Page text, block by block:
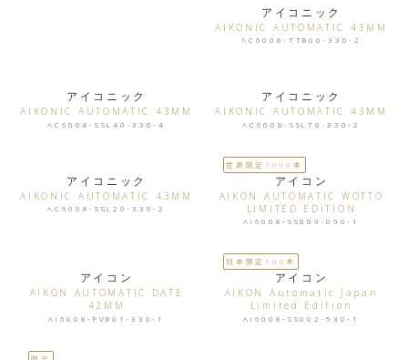
アイコニック
AIKONIC AUTOMATIC 43MM
AC6008-TTB00-330-2
アイコニック
AIKONIC AUTOMATIC 43MM
AC6008-SSL40-330-4
アイコニック
AIKONIC AUTOMATIC 43MM
AC6008-SSL70-330-2
アイコニック
AIKONIC AUTOMATIC 43MM
AC6008-SSL20-330-2
世界限定1000本
アイコン
AIKON AUTOMATIC WOTTO
LIMITED EDITION
AI6008-SS009-090-1
アイコン
AIKON AUTOMATIC DATE
42MM
AI6008-PVB01-330-1
日本限定100本
アイコン
AIKON Automatic Japan
Limited Edition
AI6008-SS002-530-1